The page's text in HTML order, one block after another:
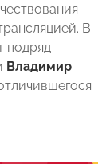
В
подряд
Владимир